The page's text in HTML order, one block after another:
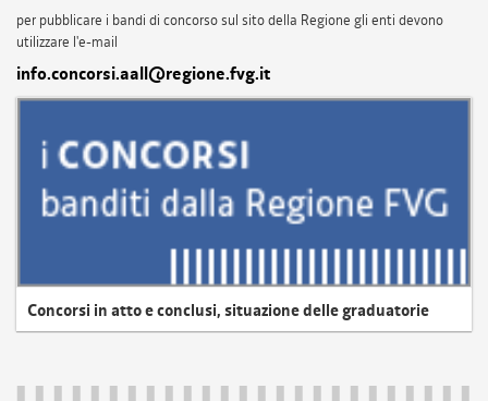
per pubblicare i bandi di concorso sul sito della Regione gli enti devono
utilizzare l'e-mail
info.concorsi.aall@regione.fvg.it
Concorsi in atto e conclusi, situazione delle graduatorie